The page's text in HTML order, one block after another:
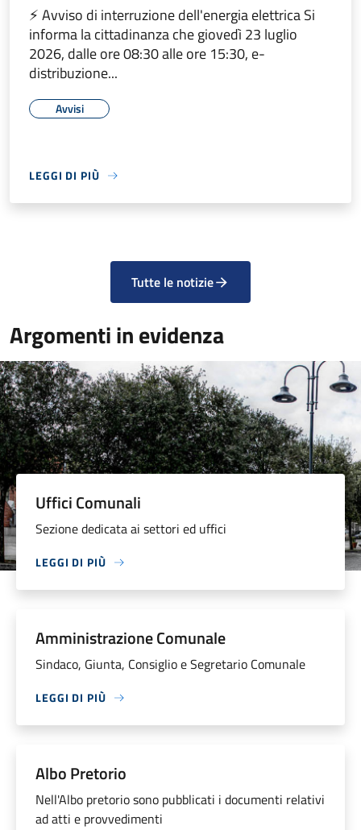
⚡ Avviso di interruzione dell'energia elettrica Si
informa la cittadinanza che giovedì 23 luglio
2026, dalle ore 08:30 alle ore 15:30, e-
distribuzione...
Avvisi
LEGGI DI PIÙ
Tutte le notizie
Argomenti in evidenza
Uffici Comunali
Sezione dedicata ai settori ed uffici
LEGGI DI PIÙ
Amministrazione Comunale
Sindaco, Giunta, Consiglio e Segretario Comunale
LEGGI DI PIÙ
Albo Pretorio
Nell'Albo pretorio sono pubblicati i documenti relativi
ad atti e provvedimenti